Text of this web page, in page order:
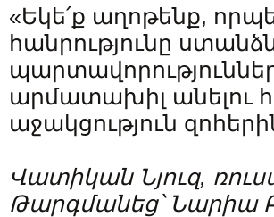
«Եկե՛ք աղոթենք,
հանրությունը
արմատախիլ անելու
աջակցություն
Վատիկան Նյուզ,
Թարգմանեց՝ Նարիա